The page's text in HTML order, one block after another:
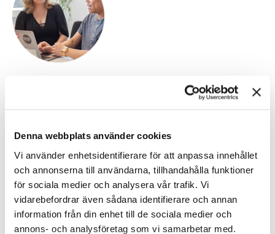
Denna webbplats använder cookies
Vi använder enhetsidentifierare för att anpassa innehållet
och annonserna till användarna, tillhandahålla funktioner
för sociala medier och analysera vår trafik. Vi
vidarebefordrar även sådana identifierare och annan
information från din enhet till de sociala medier och
annons- och analysföretag som vi samarbetar med.
Lär dig förstå – och nå – svårflirtade kandidater genom att
Boka kursplats